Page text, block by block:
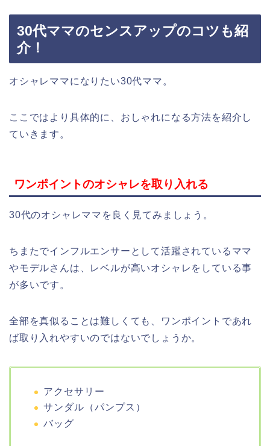
30代ママのセンスアップのコツも紹
介！
オシャレママになりたい30代ママ。
ここではより具体的に、おしゃれになる方法を紹介し
ていきます。
ワンポイントのオシャレを取り入れる
30代のオシャレママを良く見てみましょう。
ちまたでインフルエンサーとして活躍されているママ
やモデルさんは、レベルが高いオシャレをしている事
が多いです。
全部を真似ることは難しくても、ワンポイントであれ
ば取り入れやすいのではないでしょうか。
アクセサリー
サンダル（パンプス）
バッグ